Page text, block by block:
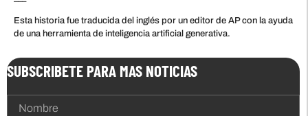
Esta historia fue traducida del inglés por un editor de AP con la ayuda
de una herramienta de inteligencia artificial generativa.
SUBSCRIBETE PARA MAS NOTICIAS